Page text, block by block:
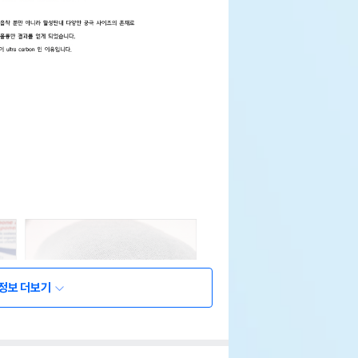
보 더보기